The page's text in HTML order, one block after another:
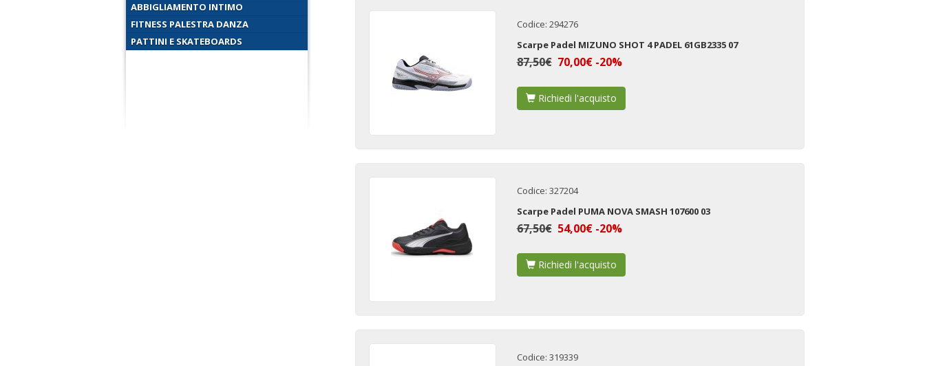
ABBIGLIAMENTO INTIMO
FITNESS PALESTRA DANZA
PATTINI E SKATEBOARDS
Codice: 294276
Scarpe Padel MIZUNO SHOT 4 PADEL 61GB2335 07
87,50€ 70,00€ -20%
Richiedi l'acquisto
Codice: 327204
Scarpe Padel PUMA NOVA SMASH 107600 03
67,50€ 54,00€ -20%
Richiedi l'acquisto
Codice: 319339